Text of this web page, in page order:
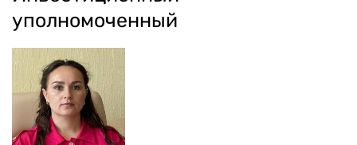
уполномоченный